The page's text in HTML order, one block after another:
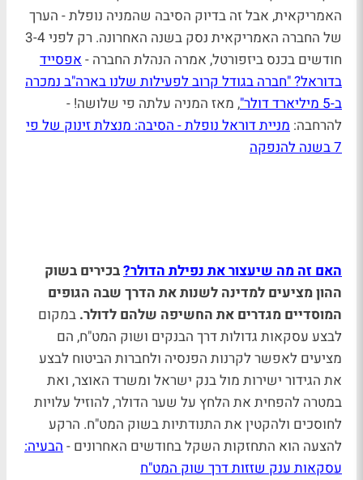
האמריקאית, אבל זה בדיוק הסיבה שהמניה נופלת - הערך
של החברה האמריקאית נסק בשנה האחרונה. רק לפני 3-4
חודשים בכנס ביזפורטל, אמרה הנהלת החברה -אפסייד
בדוראל? "חברה בגודל קרוב לפעילות שלנו בארה"ב נמכרה
ב-5 מיליארד דולר"
, מאז המניה עלתה פי שלושה! -
להרחבה: מניית דוראל נופלת - הסיבה: מנצלת זינוק של פי
7 בשנה להנפקה
האם זה מה שיעצור את נפילת הדולר?בכירים בשוק
ההון מציעים למדינה לשנות את הדרך שבה הגופים
המוסדיים מגדרים את החשיפה שלהם לדולר. במקום
לבצע עסקאות גדולות דרך הבנקים ושוק המט"ח, הם
מציעים לאפשר לקרנות הפנסיה ולחברות הביטוח לבצע
את הגידור ישירות מול בנק ישראל ומשרד האוצר, ואת
במטרה להפחית את הלחץ על שער הדולר, להוזיל עלויות
לחוסכים ולהקטין את התנודתיות בשוק המט"ח. הרקע
להצעה הוא התחזקות השקל בחודשים האחרונים -הבעיה:
עסקאות ענק שזזות דרך שוק המט"ח